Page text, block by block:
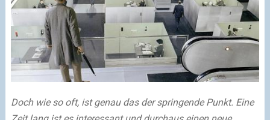
Doch wie so oft, ist genau das der springende Punkt. Eine